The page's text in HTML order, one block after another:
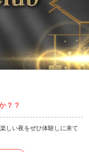
？？
しい夜をぜひ体験しに来て